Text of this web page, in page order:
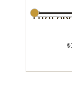
FIYAT